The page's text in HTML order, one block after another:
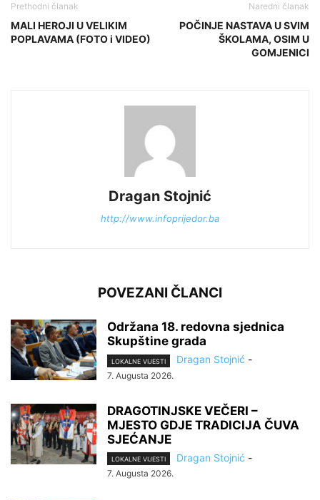
Prethodni članak
MALI HEROJI U VELIKIM
POPLAVAMA (FOTO i VIDEO)
Naredni članak
POČINJE NASTAVA U SVIM
ŠKOLAMA, OSIM U
GOMJENICI
Dragan Stojnić
http://www.infoprijedor.ba
POVEZANI ČLANCI
Održana 18. redovna sjednica
Skupštine grada
LOKALNE VIJESTI Dragan Stojnić -
7. Augusta 2026.
DRAGOTINJSKE VEČERI –
MJESTO GDJE TRADICIJA ČUVA
SJEĆANJE
LOKALNE VIJESTI Dragan Stojnić -
7. Augusta 2026.